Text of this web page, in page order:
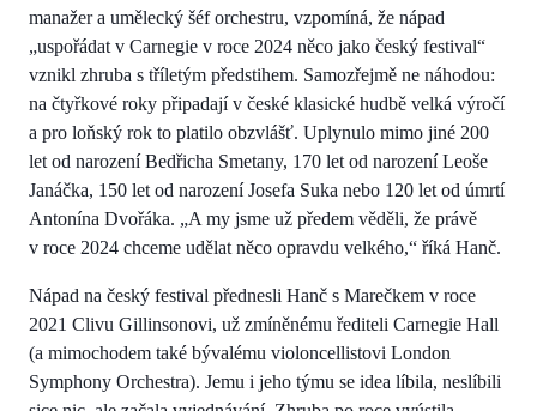
manažer a umělecký šéf orchestru, vzpomíná, že nápad
„uspořádat v Carnegie v roce 2024 něco jako český festival“
vznikl zhruba s tříletým předstihem. Samozřejmě ne náhodou:
na čtyřkové roky připadají v české klasické hudbě velká výročí
a pro loňský rok to platilo obzvlášť. Uplynulo mimo jiné 200
let od narození Bedřicha Smetany, 170 let od narození Leoše
Janáčka, 150 let od narození Josefa Suka nebo 120 let od úmrtí
Antonína Dvořáka. „A my jsme už předem věděli, že právě
v roce 2024 chceme udělat něco opravdu velkého,“ říká Hanč.
Nápad na český festival přednesli Hanč s Marečkem v roce
2021 Clivu Gillinsonovi, už zmíněnému řediteli Carnegie Hall
(a mimochodem také bývalému violoncellistovi London
Symphony Orchestra). Jemu i jeho týmu se idea líbila, neslíbili